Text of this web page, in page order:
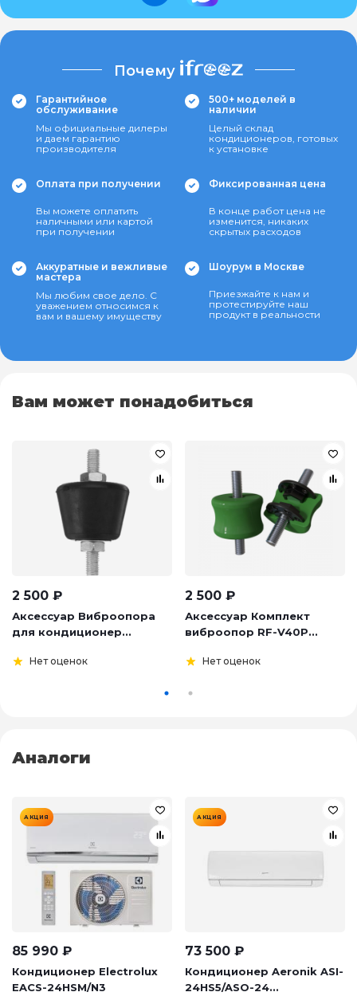
Почему
Гарантийное
обслуживание
Мы официальные дилеры
и даем гарантию
производителя
500+ моделей в
наличии
Целый склад
кондиционеров, готовых
к установке
Оплата при получении
Вы можете оплатить
наличными или картой
при получении
Фиксированная цена
В конце работ цена не
изменится, никаких
скрытых расходов
Аккуратные и вежливые
мастера
Мы любим свое дело. С
уважением относимся к
вам и вашему имуществу
Шоурум в Москве
Приезжайте к нам и
протестируйте наш
продукт в реальности
Вам может понадобиться
2 500 ₽
Аксессуар Виброопора
для кондиционер...
Нет оценок
2 500 ₽
Аксессуар Комплект
виброопор RF-V40P...
Нет оценок
Аналоги
АКЦИЯ
85 990 ₽
Кондиционер Electrolux
EACS-24HSM/N3
АКЦИЯ
73 500 ₽
Кондиционер Aeronik ASI-
24HS5/ASO-24...